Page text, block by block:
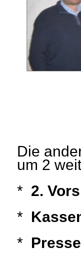
Die
um 2
* 2.
*
*